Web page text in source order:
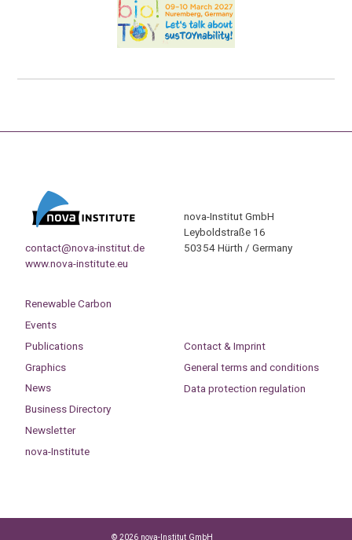
contact@nova-institut.de
www.nova-institute.eu
nova-Institut GmbH
Leyboldstraße 16
50354 Hürth / Germany
Renewable Carbon
Events
Publications
Graphics
News
Business Directory
Newsletter
nova-Institute
Contact & Imprint
General terms and conditions
Data protection regulation
© 2026 nova-Institut GmbH